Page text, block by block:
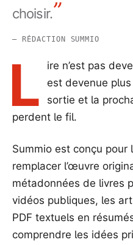
— RÉDACTION SUMMIO
L
ire n’est pas
est devenue
sortie et la
perdent le fil.
Summio est conçu pour
remplacer l’œuvre
métadonnées de livres
vidéos publiques, les
PDF textuels en
comprendre les idées